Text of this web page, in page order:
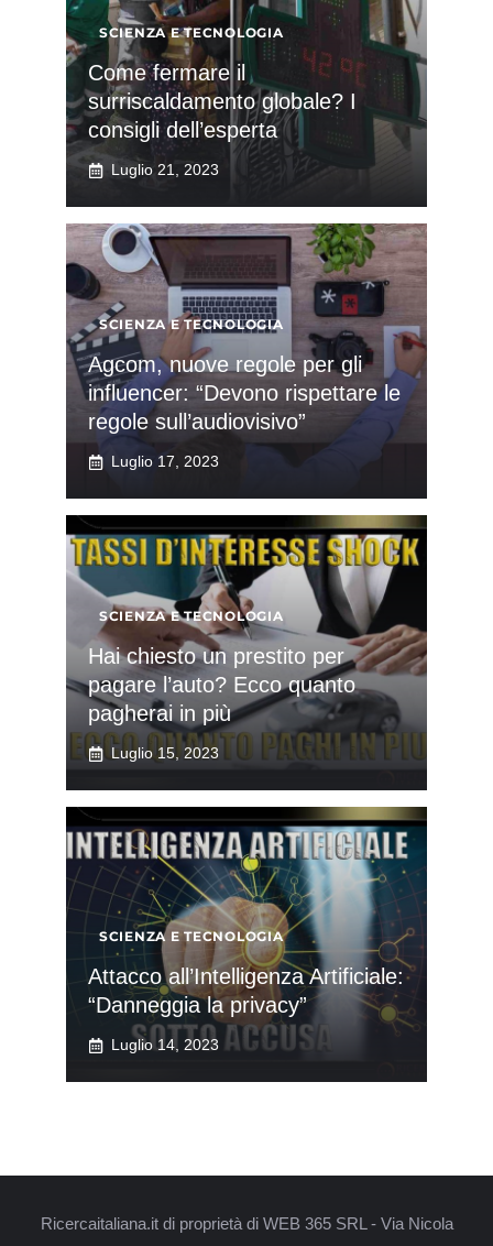
SCIENZA E TECNOLOGIA
Come fermare il
surriscaldamento globale? I
consigli dell’esperta
Luglio 21, 2023
SCIENZA E TECNOLOGIA
Agcom, nuove regole per gli
influencer: “Devono rispettare le
regole sull’audiovisivo”
Luglio 17, 2023
SCIENZA E TECNOLOGIA
Hai chiesto un prestito per
pagare l’auto? Ecco quanto
pagherai in più
Luglio 15, 2023
SCIENZA E TECNOLOGIA
Attacco all’Intelligenza Artificiale:
“Danneggia la privacy”
Luglio 14, 2023
Ricercaitaliana.it di proprietà di WEB 365 SRL - Via Nicola